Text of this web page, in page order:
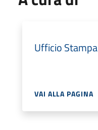
Ufficio Stampa
VAI ALLA PAGINA